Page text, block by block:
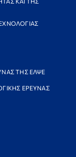
ΤΗΣ ΕΛΨΕ
ΕΡΕΥΝΑΣ